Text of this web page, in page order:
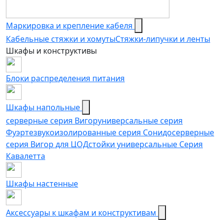
Маркировка и крепление кабеля
Кабельные стяжки и хомутыСтяжки-липучки и ленты
Шкафы и конструктивы
Блоки распределения питания
Шкафы напольные
серверные серия Вигоруниверсальные серия
Фуэртезвукоизолированные серия Сонидосерверные
серия Вигор для ЦОДстойки универсальные Серия
Кавалетта
Шкафы настенные
Аксессуары к шкафам и конструктивам